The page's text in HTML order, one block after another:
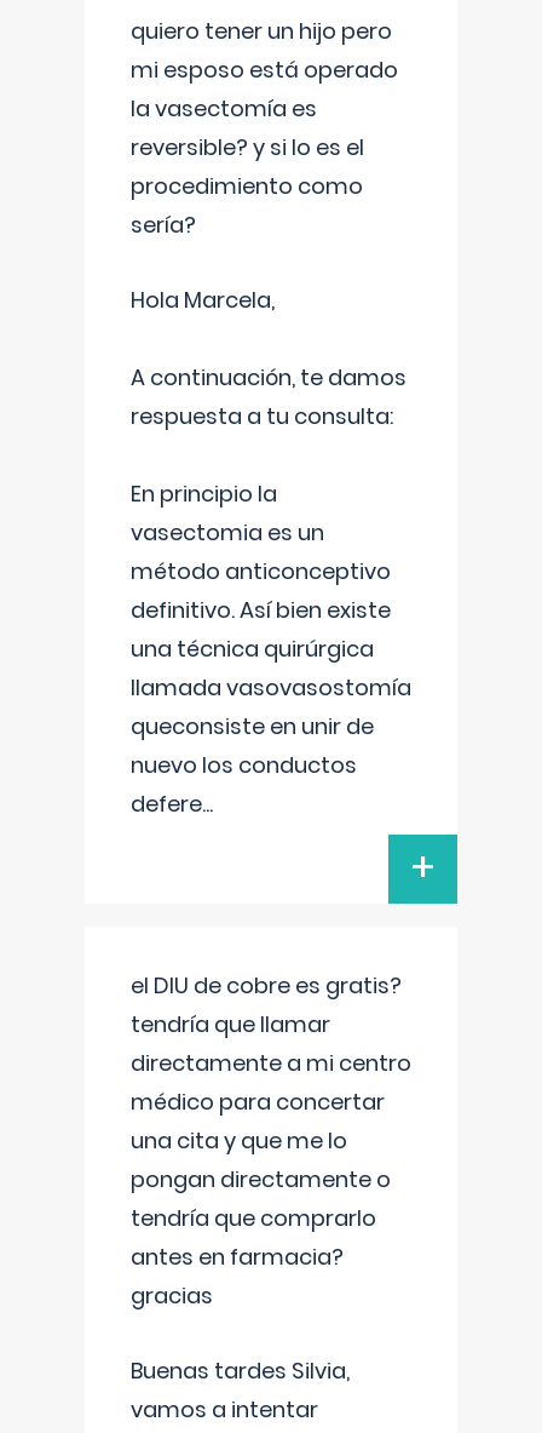
quiero tener un hijo pero
mi esposo está operado
la vasectomía es
reversible? y si lo es el
procedimiento como
sería?
Hola Marcela,
A continuación, te damos
respuesta a tu consulta:
En principio la
vasectomia es un
método anticonceptivo
definitivo. Así bien existe
una técnica quirúrgica
llamada vasovasostomía
queconsiste en unir de
nuevo los conductos
defere...
+
el DIU de cobre es gratis?
tendría que llamar
directamente a mi centro
médico para concertar
una cita y que me lo
pongan directamente o
tendría que comprarlo
antes en farmacia?
gracias
Buenas tardes Silvia,
vamos a intentar